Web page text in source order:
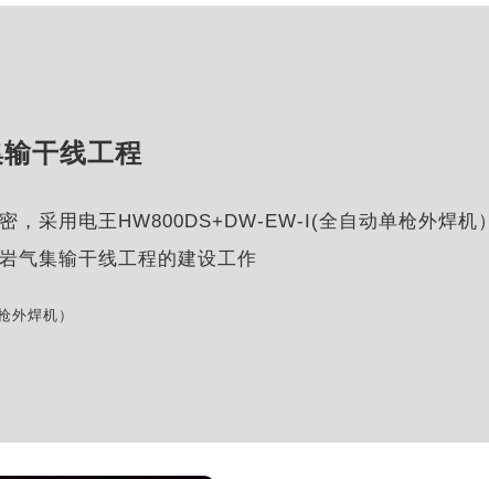
干线工程
，采用电王HW800DS+DW-EW-I(全自动单枪外焊机）
气集输干线工程的建设工作
外焊机）